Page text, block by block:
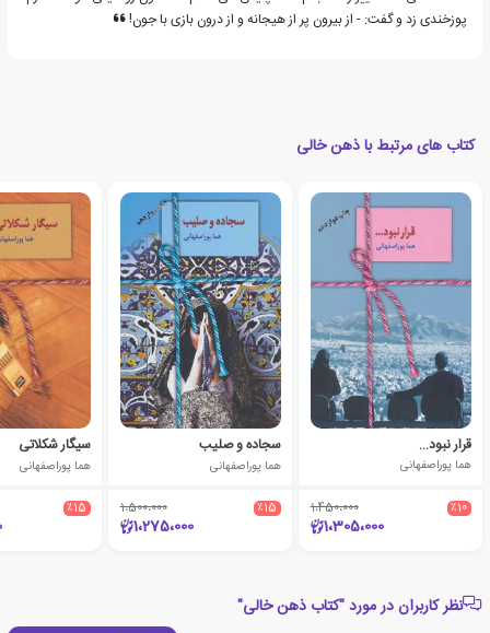
پوزخندی زد و گفت: - از بیرون پر از هیجانه و از درون بازی با جون!
کتاب های مرتبط با ذهن خالی
قرار نبود…
هما پوراصفهانی
٪10 1،450،000
1،305،000
سجاده و صلیب
هما پوراصفهانی
٪15 1،500،000
1،275،000
سیگار شکلاتی
هما پوراصفهانی
٪15
نظر کاربران در مورد "کتاب ذهن خالی"